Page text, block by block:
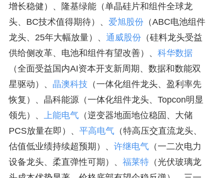
增长稳健）、隆基绿能（单晶硅片和组件全球龙
头、BC技术值得期待）、 爱旭股份（ABC电池组件
龙头、25年大幅放量）、 通威股份（硅料龙头受益
供给侧改革、电池和组件有望改善）、 科华数据
（全面受益国内AI资本开支新周期、数据和数能双
星驱动）、 晶澳科技 （一体化组件龙头、盈利率先
恢复）、晶科能源（一体化组件龙头、Topcon明显
领先）、 上能电气（逆变器地面地位稳固、大储
PCS放量在即）、 平高电气（特高压交直流龙头、
估值低业绩持续超预期）、 许继电气（一二次电力
设备龙头、柔直弹性可期）、 福莱特（光伏玻璃龙